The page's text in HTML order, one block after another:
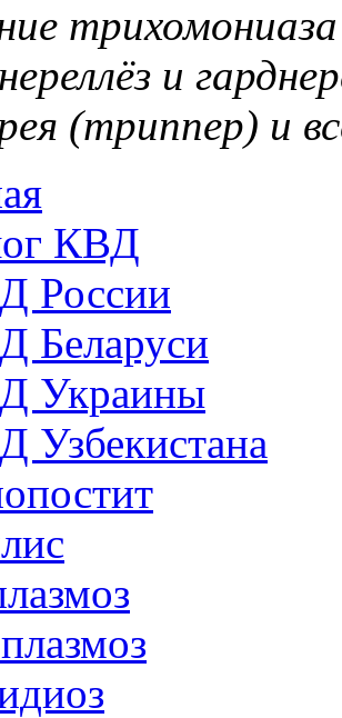
и
(триппер) и
КВД
России
Беларуси
Украины
Узбекистана